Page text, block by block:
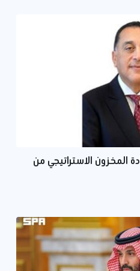
المخزون الاستراتيجي من